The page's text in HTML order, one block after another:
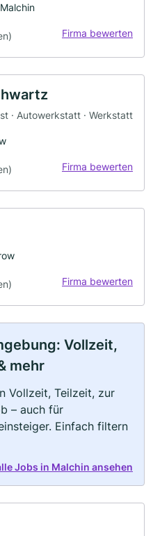
Firma bewerten
· Autowerkstatt · Werkstatt
Firma bewerten
Firma bewerten
Vollzeit,
mehr
Vollzeit, Teilzeit, zur
– auch für
Einfach filtern
Jobs in Malchin ansehen